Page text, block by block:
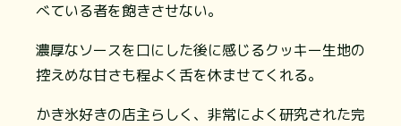
べている者を飽きさせない。
濃厚なソースを口にした後に感じるクッキー生地の
控えめな甘さも程よく舌を休ませてくれる。
かき氷好きの店主らしく、非常によく研究された完